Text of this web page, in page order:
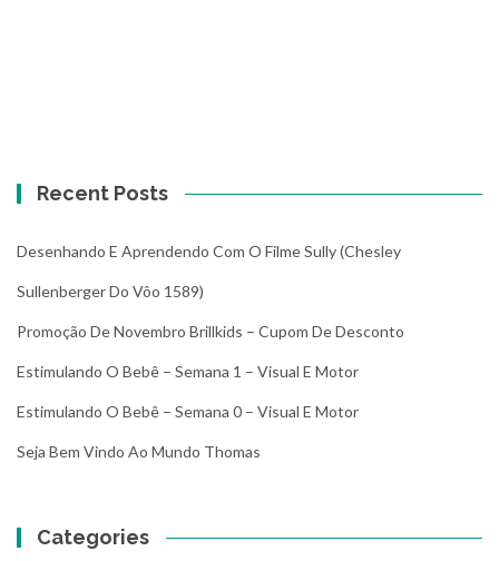
Recent Posts
Desenhando E Aprendendo Com O Filme Sully (Chesley
Sullenberger Do Vôo 1589)
Promoção De Novembro Brillkids – Cupom De Desconto
Estimulando O Bebê – Semana 1 – Visual E Motor
Estimulando O Bebê – Semana 0 – Visual E Motor
Seja Bem Vindo Ao Mundo Thomas
Categories